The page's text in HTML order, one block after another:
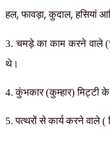
हल,फावड़ा,कुदाल,हसियां
3. चमड़े का काम करने वाले
थे।
4. कुंभकार (कुम्हार) मिट्टी
5. पत्थरों से कार्य करने वाले (